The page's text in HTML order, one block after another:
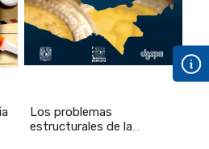
Los problemas
estructurales de la